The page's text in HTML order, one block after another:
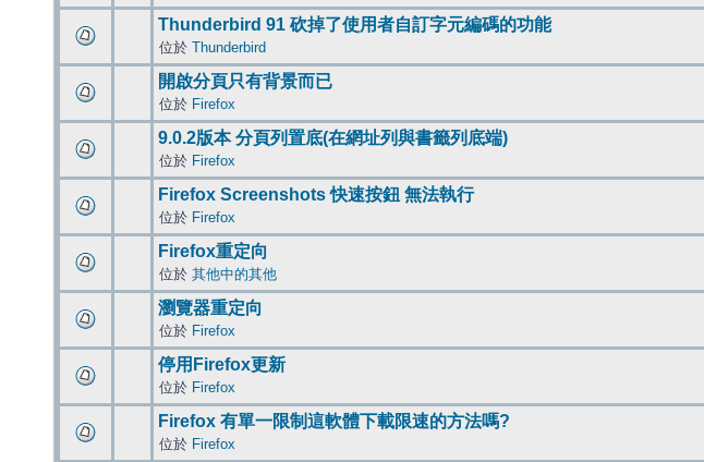
Thunderbird 91 砍掉了使用者自訂字元編碼的功能
位於 Thunderbird
開啟分頁只有背景而已
位於 Firefox
9.0.2版本 分頁列置底(在網址列與書籤列底端)
位於 Firefox
Firefox Screenshots 快速按鈕 無法執行
位於 Firefox
Firefox重定向
位於 其他中的其他
瀏覽器重定向
位於 Firefox
停用Firefox更新
位於 Firefox
Firefox 有單一限制這軟體下載限速的方法嗎?
位於 Firefox